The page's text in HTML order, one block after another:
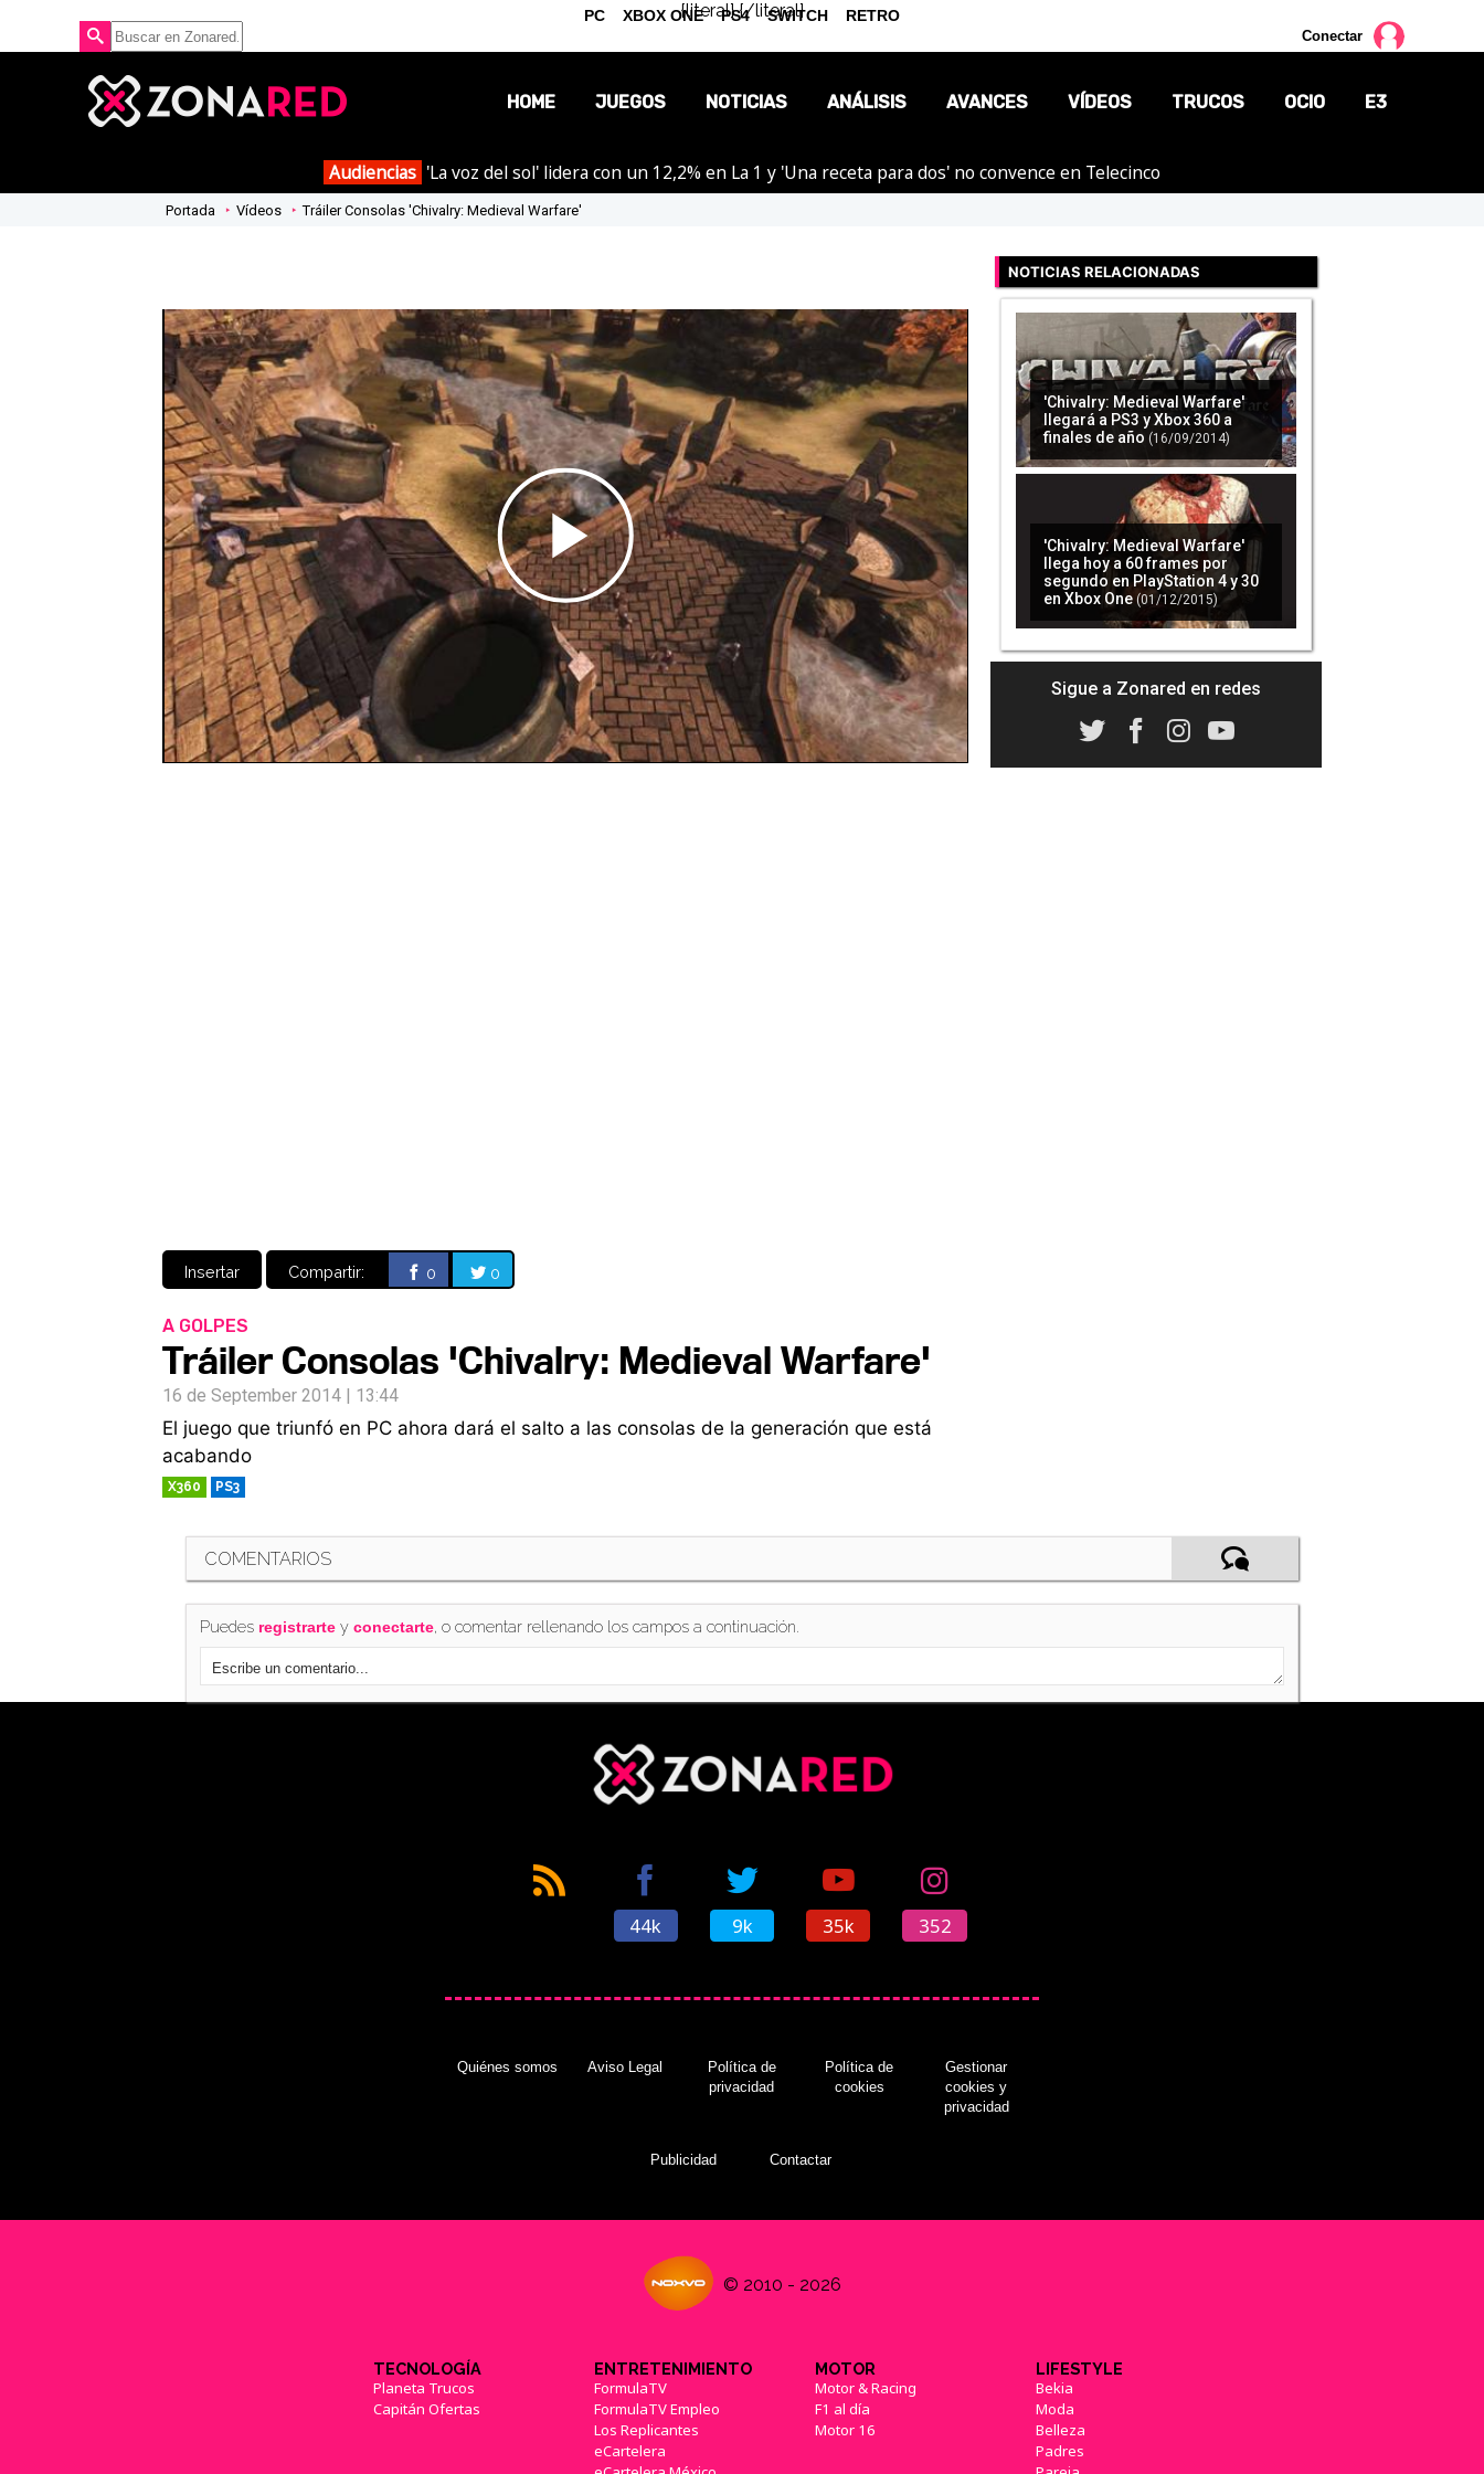
{literal}{/literal}
Conectar
HOME JUEGOS NOTICIAS
OPINIÓN
ANÁLISIS AVANCES VÍDEOS TRUCOS OCIO
MANGA
E3
Audiencias 'La voz del sol' lidera con un 12,2% en La 1 y 'Una receta para dos' no convence en Telecinco
Portada Vídeos Tráiler Consolas 'Chivalry: Medieval Warfare'
Play
Video
Insertar Compartir: 0 0
A GOLPES
Tráiler Consolas 'Chivalry: Medieval Warfare'
16 de September 2014 | 13:44
El juego que triunfó en PC ahora dará el salto a las consolas de la generación que está
acabando
X360 PS3
NOTICIAS RELACIONADAS
'Chivalry: Medieval Warfare'
llegará a PS3 y Xbox 360 a
finales de año (16/09/2014)
'Chivalry: Medieval Warfare'
llega hoy a 60 frames por
segundo en PlayStation 4 y 30
en Xbox One (01/12/2015)
Sigue a Zonared en redes
COMENTARIOS
Puedes registrartey conectarte, o comentar rellenando los campos a continuación.
PC XBOX ONE PS4 SWITCH RETRO
44k 9k 35k 352
Quiénes somos Aviso Legal
Política de
privacidad
Política de
cookies
Gestionar
cookies y
privacidad
Publicidad Contactar
© 2010 - 2026
TECNOLOGÍA
Planeta Trucos
Capitán Ofertas
ENTRETENIMIENTO
FormulaTV
FormulaTV Empleo
Los Replicantes
eCartelera
MOTOR
Motor & Racing
F1 al día
Motor 16
LIFESTYLE
Bekia
Moda
Belleza
Padres